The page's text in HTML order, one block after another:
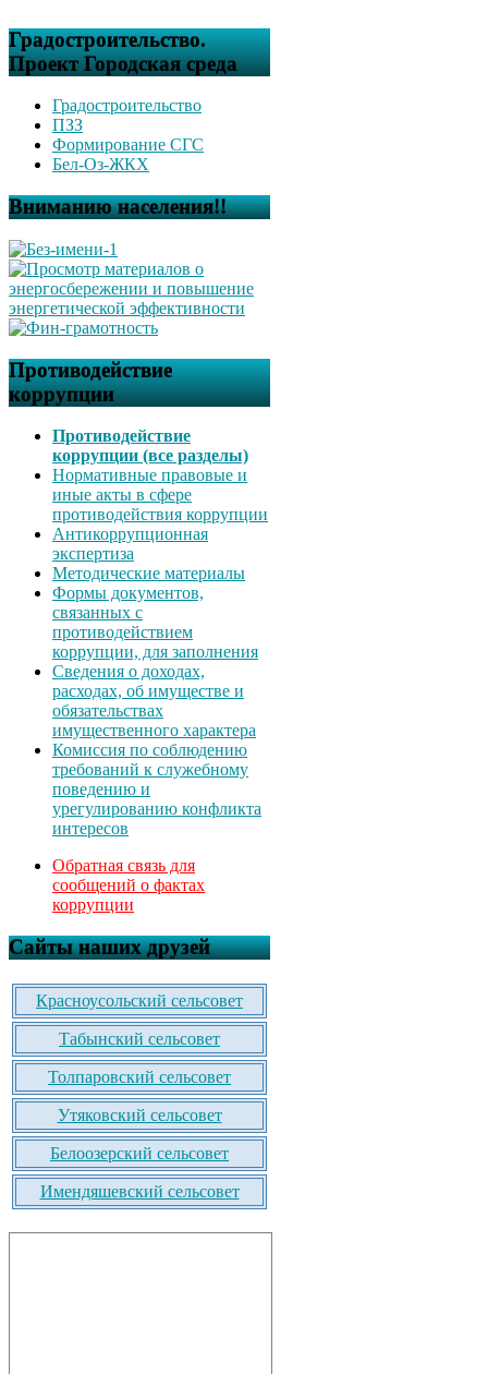
Градостроительство.
Проект Городская среда
Градостроительство
ПЗЗ
Формирование СГС
Бел-Оз-ЖКХ
Вниманию населения!!
Противодействие
коррупции
Противодействие
коррупции (все разделы)
Нормативные правовые и
иные акты в сфере
противодействия коррупции
Антикоррупционная
экспертиза
Методические материалы
Формы документов,
связанных с
противодействием
коррупции, для заполнения
Сведения о доходах,
расходах, об имуществе и
обязательствах
имущественного характера
Комиссия по соблюдению
требований к служебному
поведению и
урегулированию конфликта
интересов
Обратная связь для
сообщений о фактах
коррупции
Сайты наших друзей
Красноусольский сельсовет
Табынский сельсовет
Толпаровский сельсовет
Утяковский сельсовет
Белоозерский сельсовет
Имендяшевский сельсовет